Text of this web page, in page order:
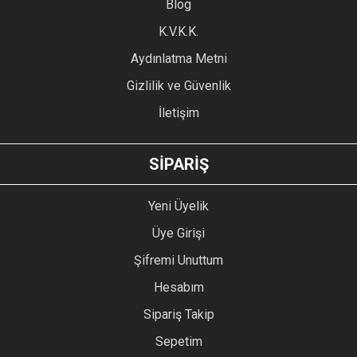
Ürün bilgilerinde hatalar bulunuyor.
Ürün fiyatı diğer sitelerden daha pahalı.
GÖNDER
Blog
K.V.K.K.
Aydınlatma Metni
Gizlilik ve Güvenlik
İletişim
SİPARİŞ
Yeni Üyelik
Üye Girişi
Şifremi Unuttum
Hesabım
Sipariş Takip
Sepetim